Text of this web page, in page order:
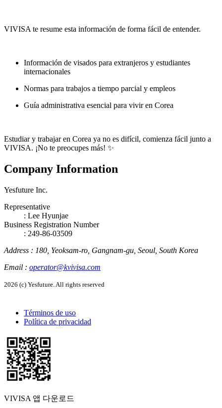
VIVISA te resume esta información de forma fácil de entender.
Información de visados para extranjeros y estudiantes
internacionales
Normas para trabajos a tiempo parcial y empleos
Guía administrativa esencial para vivir en Corea
Estudiar y trabajar en Corea ya no es difícil, comienza fácil junto a
VIVISA. ¡No te preocupes más! ✨
Company Information
Yesfuture Inc.
Representative
: Lee Hyunjae
Business Registration Number
: 249-86-03509
Address : 180, Yeoksam-ro, Gangnam-gu, Seoul, South Korea
Email : operator@kvivisa.com
2026 (c) Yesfuture. All rights reserved
Términos de uso
Política de privacidad
VIVISA 앱 다운로드